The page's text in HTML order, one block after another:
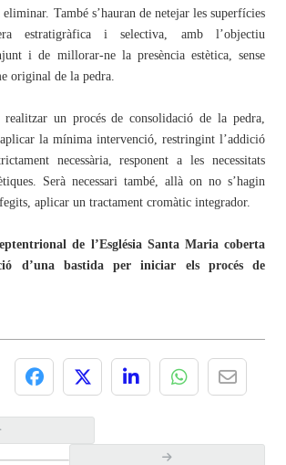
eliminar. També s’hauran de netejar les superfícies
estratigràfica i selectiva, amb l’objectiu
i de millorar-ne la presència estètica, sense
original de la pedra.
realitzar un procés de consolidació de la pedra,
la mínima intervenció, restringint l’addició
necessària, responent a les necessitats
Serà necessari també, allà on no s’hagin
aplicar un tractament cromàtic integrador.
de l’Església Santa Maria coberta
d’una bastida per iniciar els procés de